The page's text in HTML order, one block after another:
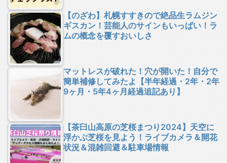
【のざわ】札幌すすきので絶品生ラムジン
ギスカン！芸能人のサインもいっぱい！ラ
ムの概念を覆すおいしさ
マットレスが破れた！穴が開いた！自分で
簡単補修してみたよ【半年経過・2年・2年
9ヶ月・5年4ヶ月経過追記あり】
【茶臼山高原の芝桜まつり2024】天空に
浮かぶ芝桜を見よう！ライブカメラ＆開花
状況＆混雑回避＆駐車場情報